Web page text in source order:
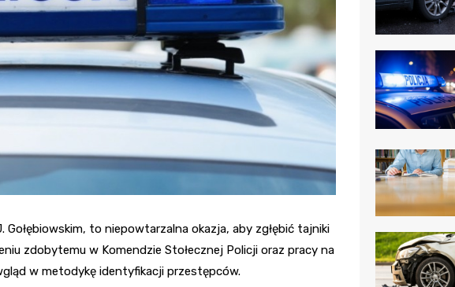
to niepowtarzalna okazja, aby zgłębić tajniki
zdobytemu w Komendzie Stołecznej Policji oraz pracy na
w metodykę identyfikacji przestępców.